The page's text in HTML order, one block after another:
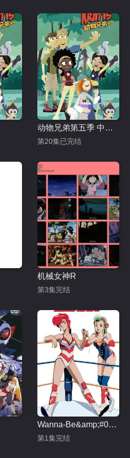
动物兄弟第五季 中文配音
第20集已完结
机械女神R
第3集完结
Wanna-Be&amp;#039;s OVA
第1集完结